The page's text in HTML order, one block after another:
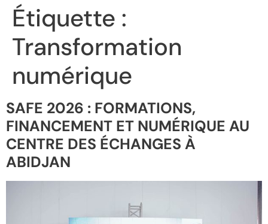
Étiquette :
Transformation
numérique
SAFE 2026 : FORMATIONS,
FINANCEMENT ET NUMÉRIQUE AU
CENTRE DES ÉCHANGES À
ABIDJAN